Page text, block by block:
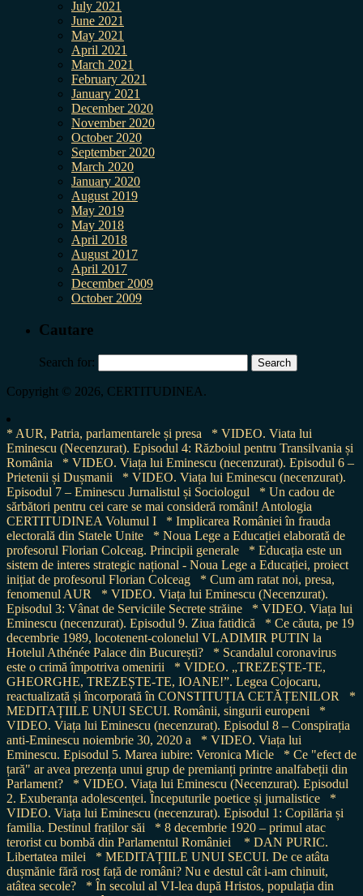
July 2021
June 2021
May 2021
April 2021
March 2021
February 2021
January 2021
December 2020
November 2020
October 2020
September 2020
March 2020
January 2020
August 2019
May 2019
May 2018
April 2018
August 2017
April 2017
December 2009
October 2009
Cautare
Search for:
Copyright © 2026, CERTITUDINEA.
* AUR, Patria, parlamentarele și presa
* VIDEO. Viata lui
Eminescu (Necenzurat). Episodul 4: Războiul pentru Transilvania și
România
* VIDEO. Viața lui Eminescu (necenzurat). Episodul 6 –
Prietenii și Dușmanii
* VIDEO. Viața lui Eminescu (necenzurat).
Episodul 7 – Eminescu Jurnalistul și Sociologul
* Un cadou de
sărbători pentru cei care se mai consideră români! Antologia
CERTITUDINEA Volumul I
* Implicarea României în frauda
electorală din Statele Unite
* Noua Lege a Educației elaborată de
profesorul Florian Colceag. Principii generale
* Educația este un
sistem de interes strategic național - Noua Lege a Educației, proiect
inițiat de profesorul Florian Colceag
* Cum am ratat noi, presa,
fenomenul AUR
* VIDEO. Viața lui Eminescu (Necenzurat).
Episodul 3: Vânat de Serviciile Secrete străine
* VIDEO. Viața lui
Eminescu (necenzurat). Episodul 9. Ziua fatidică
* Ce căuta, pe 19
decembrie 1989, locotenent-colonelul VLADIMIR PUTIN la
Hotelul Athénée Palace din București?
* Scandalul coronavirus
este o crimă împotriva omenirii
* VIDEO. „TREZEȘTE-TE,
GHEORGHE, TREZEȘTE-TE, IOANE!”. Legea Cojocaru,
reactualizată și încorporată în CONSTITUȚIA CETĂȚENILOR
*
MEDITAȚIILE UNUI SECUI. Românii, singurii europeni
*
VIDEO. Viața lui Eminescu (necenzurat). Episodul 8 – Conspirația
anti-Eminescu noiembrie 30, 2020 a
* VIDEO. Viața lui
Eminescu. Episodul 5. Marea iubire: Veronica Micle
* Ce "efect de
țară" ar avea prezența unui grup de premianți printre analfabeții din
Parlament?
* VIDEO. Viața lui Eminescu (Necenzurat). Episodul
2. Exuberanța adolescenței. Începuturile poetice și jurnalistice
*
VIDEO. Viața lui Eminescu (necenzurat). Episodul 1: Copilăria și
familia. Destinul fraților săi
* 8 decembrie 1920 – primul atac
terorist cu bombă din Parlamentul României
* DAN PURIC.
Libertatea milei
* MEDITAȚIILE UNUI SECUI. De ce atâta
dușmănie fără rost față de români? Nu e destul cât i-am chinuit,
atâtea secole?
* În secolul al VI-lea după Hristos, populația din